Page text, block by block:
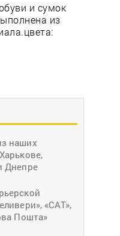
наших
Днепре
«САТ»,
Пошта»
и сумок
из